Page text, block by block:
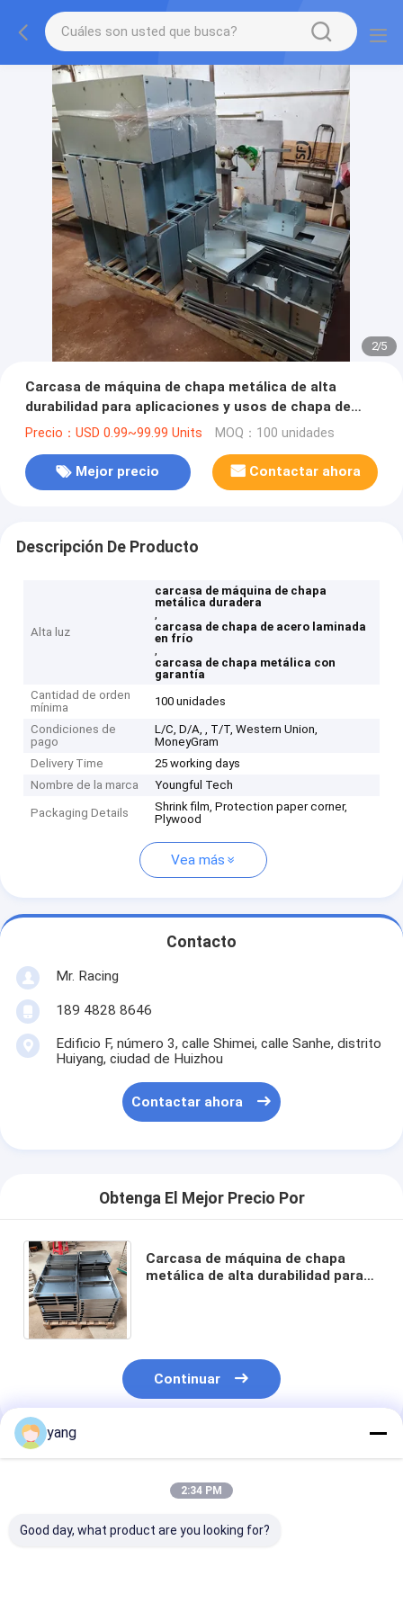
2/5
Carcasa de máquina de chapa metálica de alta
durabilidad para aplicaciones y usos de chapa de
acero laminada en frío
Precio：USD 0.99~99.99 Units MOQ：100 unidades
Mejor precio Contactar ahora
Descripción De Producto
Alta luz
carcasa de máquina de chapa
metálica duradera
,
carcasa de chapa de acero laminada
en frío
,
carcasa de chapa metálica con
garantía
Cantidad de orden
mínima
100 unidades
Condiciones de
pago
L/C, D/A, , T/T, Western Union,
MoneyGram
Delivery Time
25 working days
Nombre de la marca
Youngful Tech
Packaging Details
Shrink film, Protection paper corner,
Plywood
Vea más
Contacto
Mr. Racing
189 4828 8646
Edificio F, número 3, calle Shimei, calle Sanhe, distrito
Huiyang, ciudad de Huizhou
Contactar ahora
Obtenga El Mejor Precio Por
Carcasa de máquina de chapa
metálica de alta durabilidad para
Continuar
Productos Recomendados
yang
2:34 PM
Good day, what product are you looking for?